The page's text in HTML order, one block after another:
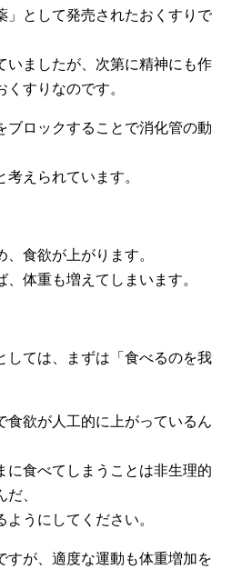
」として発売されたおくすりで
いましたが、次第に精神にも作
すりなのです。
ブロックすることで消化管の動
えられています。
食欲が上がります。
体重も増えてしまいます。
しては、まずは「食べるのを我
食欲が人工的に上がっているん
に食べてしまうことは非生理的
、
うにしてください。
すが、適度な運動も体重増加を